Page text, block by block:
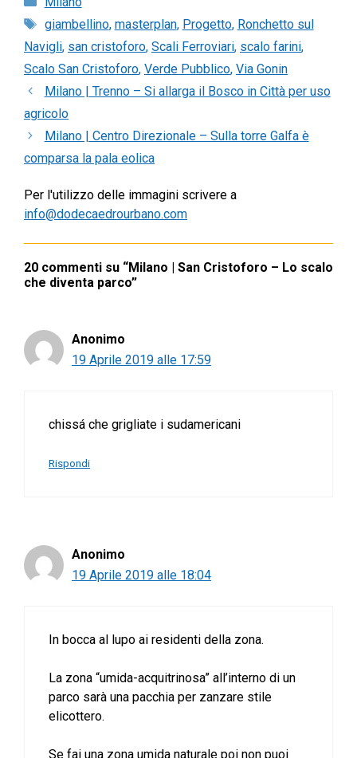
Tag
giambellino, masterplan, Progetto, Ronchetto sul
Navigli, san cristoforo, Scali Ferroviari, scalo farini,
Scalo San Cristoforo, Verde Pubblico, Via Gonin
Milano | Trenno – Si allarga il Bosco in Città per uso
agricolo
Milano | Centro Direzionale – Sulla torre Galfa è
comparsa la pala eolica
Per l'utilizzo delle immagini scrivere a
info@dodecaedrourbano.com
20 commenti su “Milano | San Cristoforo – Lo scalo
che diventa parco”
Anonimo
19 Aprile 2019 alle 17:59
chissá che grigliate i sudamericani
Rispondi
Anonimo
19 Aprile 2019 alle 18:04
In bocca al lupo ai residenti della zona.
La zona “umida-acquitrinosa” all’interno di un
parco sarà una pacchia per zanzare stile
elicottero.
Se fai una zona umida naturale poi non puoi